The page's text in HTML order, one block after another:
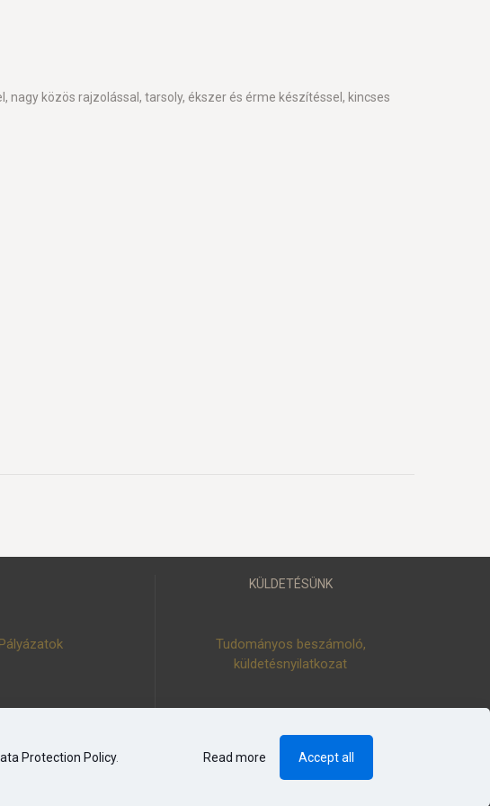
közös rajzolással, tarsoly, ékszer és érme készítéssel, kincses
Pályázatok
KÜLDETÉSÜNK
Tudományos beszámoló,
küldetésnyilatkozat
Protection Policy. Read more Accept all